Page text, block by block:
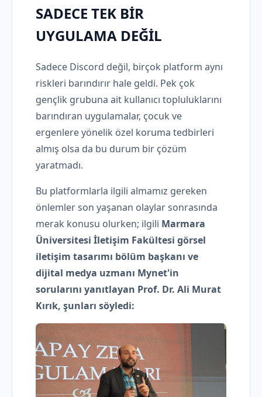
SADECE TEK BİR
UYGULAMA DEĞİL
Sadece Discord değil, birçok platform aynı
riskleri barındırır hale geldi. Pek çok
gençlik grubuna ait kullanıcı topluluklarını
barındıran uygulamalar, çocuk ve
ergenlere yönelik özel koruma tedbirleri
almış olsa da bu durum bir çözüm
yaratmadı.
Bu platformlarla ilgili almamız gereken
önlemler son yaşanan olaylar sonrasında
merak konusu olurken; ilgili Marmara
Üniversitesi İletişim Fakültesi görsel
iletişim tasarımı bölüm başkanı ve
dijital medya uzmanı Mynet'in
sorularını yanıtlayan Prof. Dr. Ali Murat
Kırık, şunları söyledi: